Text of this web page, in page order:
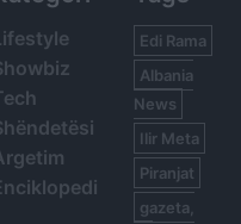
Edi Rama
Albania
News
Ilir Meta
Piranjat
gazeta,